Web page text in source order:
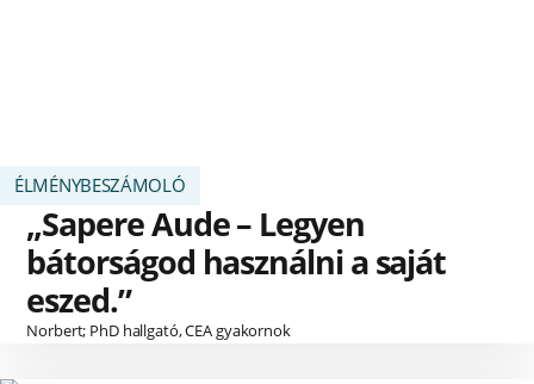
ÉLMÉNYBESZÁMOLÓ
„Sapere Aude – Legyen
bátorságod használni a saját
eszed.”
Norbert; PhD hallgató, CEA gyakornok